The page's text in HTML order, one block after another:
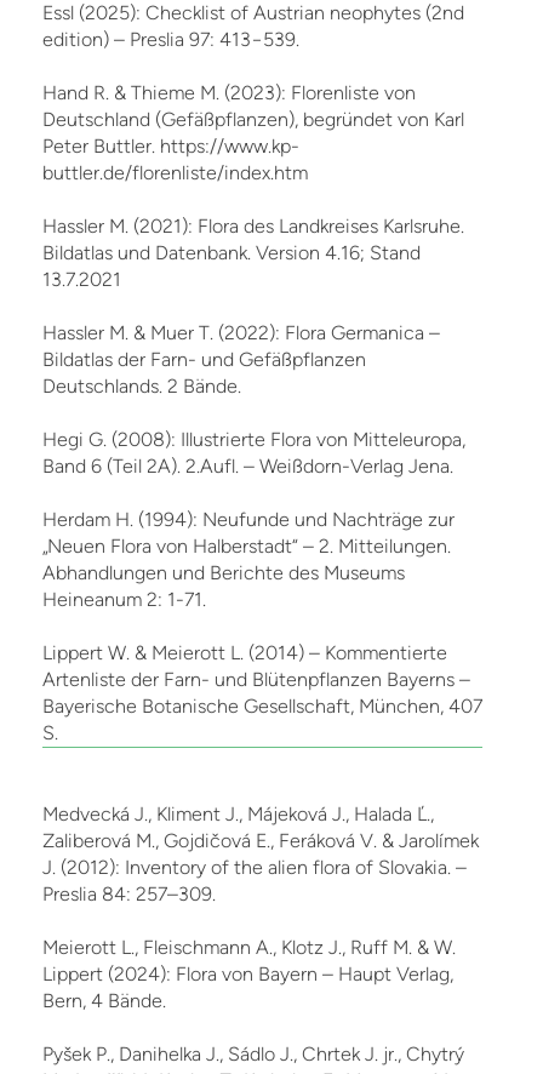
Essl (2025): Checklist of Austrian neophytes (2nd
edition) – Preslia 97: 413−539.
Hand R. & Thieme M. (2023): Florenliste von
Deutschland (Gefäßpflanzen), begründet von Karl
Peter Buttler. https://www.kp-
buttler.de/florenliste/index.htm
Hassler M. (2021): Flora des Landkreises Karlsruhe.
Bildatlas und Datenbank. Version 4.16; Stand
13.7.2021
Hassler M. & Muer T. (2022): Flora Germanica –
Bildatlas der Farn- und Gefäßpflanzen
Deutschlands. 2 Bände.
Hegi G. (2008): Illustrierte Flora von Mitteleuropa,
Band 6 (Teil 2A). 2.Aufl. – Weißdorn-Verlag Jena.
Herdam H. (1994): Neufunde und Nachträge zur
„Neuen Flora von Halberstadt“ – 2. Mitteilungen.
Abhandlungen und Berichte des Museums
Heineanum 2: 1-71.
Lippert W. & Meierott L. (2014) – Kommentierte
Artenliste der Farn- und Blütenpflanzen Bayerns –
Bayerische Botanische Gesellschaft, München, 407
S.
Medvecká J., Kliment J., Májeková J., Halada Ľ.,
Zaliberová M., Gojdičová E., Feráková V. & Jarolímek
J. (2012): Inventory of the alien flora of Slovakia. –
Preslia 84: 257–309.
Meierott L., Fleischmann A., Klotz J., Ruff M. & W.
Lippert (2024): Flora von Bayern – Haupt Verlag,
Bern, 4 Bände.
Pyšek P., Danihelka J., Sádlo J., Chrtek J. jr., Chytrý